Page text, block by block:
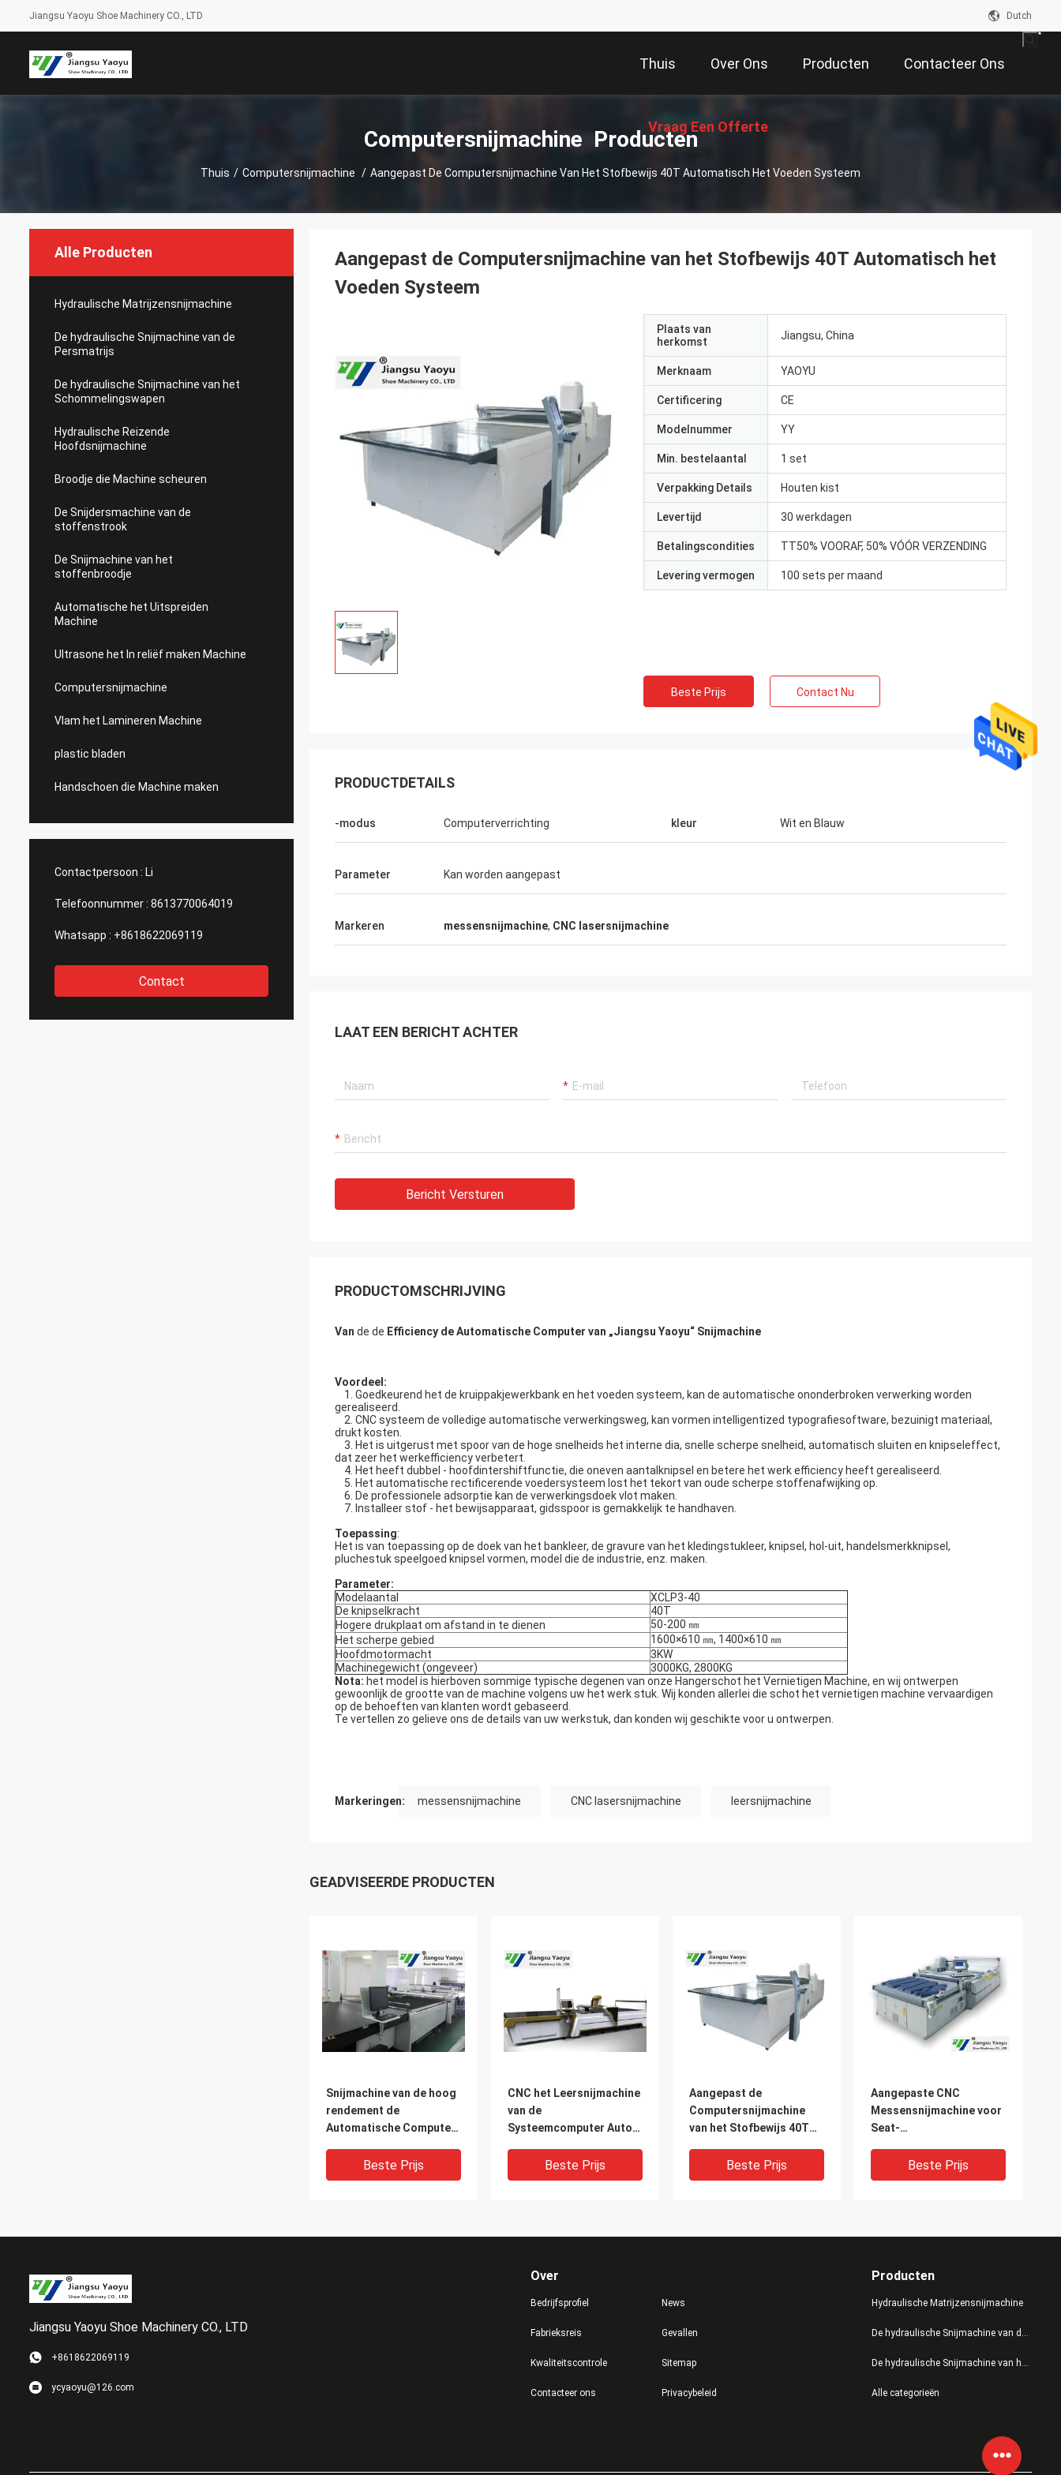
Jiangsu Yaoyu Shoe Machinery CO., LTD Dutch
Thuis Over Ons Producten Contacteer Ons
Vraag Een Offerte
Computersnijmachine Producten
Thuis / Computersnijmachine / Aangepast De Computersnijmachine Van Het Stofbewijs 40T Automatisch Het Voeden Systeem
Alle Producten
Hydraulische Matrijzensnijmachine
De hydraulische Snijmachine van de
Persmatrijs
De hydraulische Snijmachine van het
Schommelingswapen
Hydraulische Reizende
Hoofdsnijmachine
Broodje die Machine scheuren
De Snijdersmachine van de
stoffenstrook
De Snijmachine van het
stoffenbroodje
Automatische het Uitspreiden
Machine
Ultrasone het In reliëf maken Machine
Computersnijmachine
Vlam het Lamineren Machine
plastic bladen
Handschoen die Machine maken
Contactpersoon : Li
Telefoonnummer : 8613770064019
Whatsapp : +8618622069119
Contact
Aangepast de Computersnijmachine van het Stofbewijs 40T Automatisch het
Voeden Systeem
Plaats van
herkomst
Jiangsu, China
Merknaam YAOYU
Certificering CE
Modelnummer YY
Min. bestelaantal 1 set
Verpakking Details Houten kist
Levertijd 30 werkdagen
Betalingscondities TT50% VOORAF, 50% VÓÓR VERZENDING
Levering vermogen 100 sets per maand
Beste Prijs Contact Nu
PRODUCTDETAILS
-modus Computerverrichting kleur Wit en Blauw
Parameter Kan worden aangepast
Markeren messensnijmachine, CNC lasersnijmachine
LAAT EEN BERICHT ACHTER
Bericht Versturen
PRODUCTOMSCHRIJVING
Van de de Efficiency de Automatische Computer van „Jiangsu Yaoyu“ Snijmachine
Voordeel:
1. Goedkeurend het de kruippakjewerkbank en het voeden systeem, kan de automatische ononderbroken verwerking worden
gerealiseerd.
2. CNC systeem de volledige automatische verwerkingsweg, kan vormen intelligentized typografiesoftware, bezuinigt materiaal,
drukt kosten.
3. Het is uitgerust met spoor van de hoge snelheids het interne dia, snelle scherpe snelheid, automatisch sluiten en knipseleffect,
dat zeer het werkefficiency verbetert.
4. Het heeft dubbel - hoofdintershiftfunctie, die oneven aantalknipsel en betere het werk efficiency heeft gerealiseerd.
5. Het automatische rectificerende voedersysteem lost het tekort van oude scherpe stoffenafwijking op.
6. De professionele adsorptie kan de verwerkingsdoek vlot maken.
7. Installeer stof - het bewijsapparaat, gidsspoor is gemakkelijk te handhaven.
Toepassing:
Het is van toepassing op de doek van het bankleer, de gravure van het kledingstukleer, knipsel, hol-uit, handelsmerkknipsel,
pluchestuk speelgoed knipsel vormen, model die de industrie, enz. maken.
Parameter:
Modelaantal
XCLP3-40
De knipselkracht
40T
Hogere drukplaat om afstand in te dienen
50-200 ㎜
Het scherpe gebied
1600×610 ㎜, 1400×610 ㎜
Hoofdmotormacht
3KW
Machinegewicht (ongeveer)
3000KG, 2800KG
Nota: het model is hierboven sommige typische degenen van onze Hangerschot het Vernietigen Machine, en wij ontwerpen
gewoonlijk de grootte van de machine volgens uw het werk stuk. Wij konden allerlei die schot het vernietigen machine vervaardigen
op de behoeften van klanten wordt gebaseerd.
Te vertellen zo gelieve ons de details van uw werkstuk, dan konden wij geschikte voor u ontwerpen.
Markeringen: messensnijmachine CNC lasersnijmachine leersnijmachine
GEADVISEERDE PRODUCTEN
Snijmachine van de hoog
rendement de
Automatische Computer
BankleerBeste Prijs
CNC het Leersnijmachine
van de
Systeemcomputer Automatisch
speelgoedBeste Prijs
Aangepast de
Computersnijmachine
van het Stofbewijs 40T
SysteemBeste Prijs
Aangepaste CNC
Messensnijmachine voor
Seat-
SponsenBeste Prijs
Snijmachine van de hoge
Duurzame Volledige
De Doekcnc van het
Jiangsu Yaoyu Shoe Machinery CO., LTD
+8618622069119
ycyaoyu@126.com
Over
Bedrijfsprofiel
Fabrieksreis
Kwaliteitscontrole
Contacteer ons
News
Gevallen
Sitemap
Privacybeleid
Producten
Hydraulische Matrijzensnijmachine
De hydraulische Snijmachine van de Persmatrijs
De hydraulische Snijmachine van het Schommelingswapen
Alle categorieën